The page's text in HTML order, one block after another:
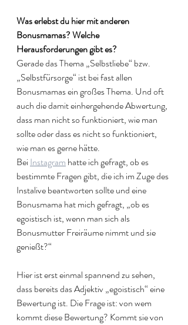
Was erlebst du hier mit anderen
Bonusmamas? Welche
Herausforderungen gibt es?
Gerade das Thema „Selbstliebe“ bzw.
„Selbstfürsorge“ ist bei fast allen
Bonusmamas ein großes Thema. Und oft
auch die damit einhergehende Abwertung,
dass man nicht so funktioniert, wie man
sollte oder dass es nicht so funktioniert,
wie man es gerne hätte.
Bei Instagram hatte ich gefragt, ob es
bestimmte Fragen gibt, die ich im Zuge des
Instalive beantworten sollte und eine
Bonusmama hat mich gefragt, „ob es
egoistisch ist, wenn man sich als
Bonusmutter Freiräume nimmt und sie
genießt?“
Hier ist erst einmal spannend zu sehen,
dass bereits das Adjektiv „egoistisch“ eine
Bewertung ist. Die Frage ist: von wem
kommt diese Bewertung? Kommt sie von